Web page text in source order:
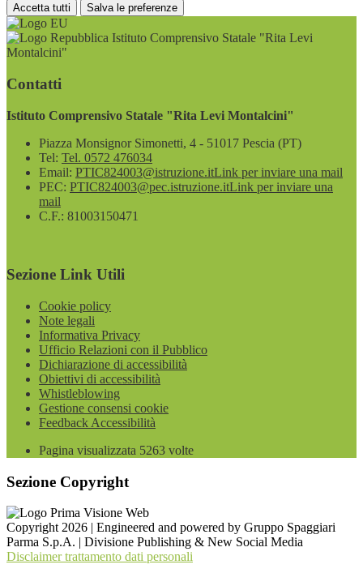
Accetta tutti Salva le preferenze
Istituto Comprensivo Statale "Rita Levi
Montalcini"
Contatti
Istituto Comprensivo Statale "Rita Levi Montalcini"
Piazza Monsignor Simonetti, 4 - 51017 Pescia (PT)
Tel: Tel. 0572 476034
Email: PTIC824003@istruzione.itLink per inviare una mail
PEC: PTIC824003@pec.istruzione.itLink per inviare una
mail
C.F.: 81003150471
Sezione Link Utili
Cookie policy
Note legali
Informativa Privacy
Ufficio Relazioni con il Pubblico
Dichiarazione di accessibilità
Obiettivi di accessibilità
Whistleblowing
Gestione consensi cookie
Feedback Accessibilità
Pagina visualizzata 5263 volte
Sezione Copyright
Copyright 2026 | Engineered and powered by Gruppo Spaggiari
Parma S.p.A. | Divisione Publishing & New Social Media
Disclaimer trattamento dati personali